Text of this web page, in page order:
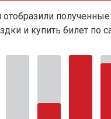
и купить билет по